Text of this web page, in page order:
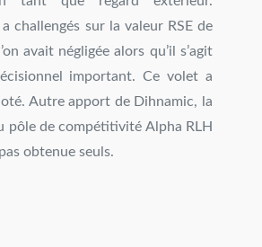
a challengés sur la valeur RSE de
avait négligée alors qu’il s’agit
important. Ce volet a
Autre apport de Dihnamic, la
pôle de compétitivité Alpha RLH
obtenue seuls.